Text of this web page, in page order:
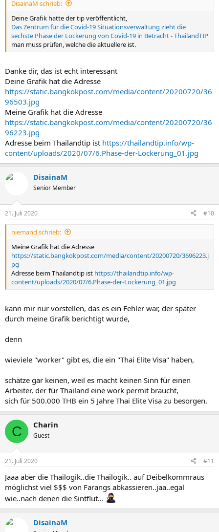
DisainaM schrieb:
Deine Grafik hatte der tip veröffentlicht,
Das Zentrum für die Covid-19 Situationsverwaltung zieht die
sechste Phase der Lockerung von Covid-19 in Betracht - ThailandTIP
man muss prüfen, welche die aktuellere ist.
Danke dir, das ist echt interessant
Deine Grafik hat die Adresse
https://static.bangkokpost.com/media/content/20200720/36
96503.jpg
Meine Grafik hat die Adresse
https://static.bangkokpost.com/media/content/20200720/36
96223.jpg
Adresse beim Thailandtip ist https://thailandtip.info/wp-
content/uploads/2020/07/6.Phase-der-Lockerung_01.jpg
DisainaM
Senior Member
21. Juli 2020 #10
niemand schrieb:
Meine Grafik hat die Adresse
https://static.bangkokpost.com/media/content/20200720/3696223.j
pg
Adresse beim Thailandtip ist https://thailandtip.info/wp-
content/uploads/2020/07/6.Phase-der-Lockerung_01.jpg
kann mir nur vorstellen, das es ein Fehler war, der später
durch meine Grafik berichtigt wurde,
denn
wieviele "worker" gibt es, die ein "Thai Elite Visa" haben,
schätze gar keinen, weil es macht keinen Sinn für einen
Arbeiter, der für Thailand eine work permit braucht,
sich für 500.000 THB ein 5 Jahre Thai Elite Visa zu besorgen.
C Charin
Guest
21. Juli 2020 #11
Jaaa aber die Thailogik..die Thailogik.. auf Deibelkommraus
möglichst viel $$$ von Farangs abkassieren..jaa..egal
wie..nach denen die Sintflut...
DisainaM